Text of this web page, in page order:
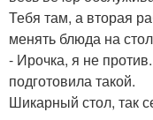
Тебя там, а вторая
менять блюда на
- Ирочка, я не
подготовила такой.
Шикарный стол, так